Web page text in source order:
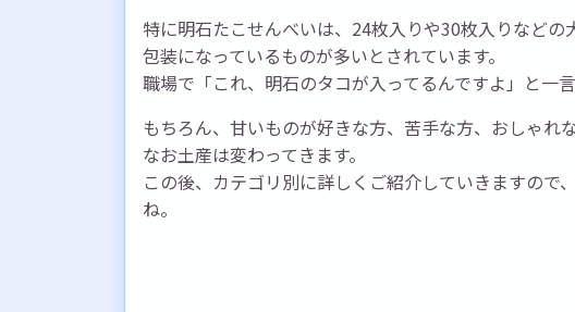
特に明石たこせんべいは、24枚入りや30枚入りなど
包装になっているものが多いとされています。
職場で「これ、明石のタコが入ってるんですよ」と一
もちろん、甘いものが好きな方、苦手な方、おしゃれ
なお土産は変わってきます。
この後、カテゴリ別に詳しくご紹介していきますので
ね。